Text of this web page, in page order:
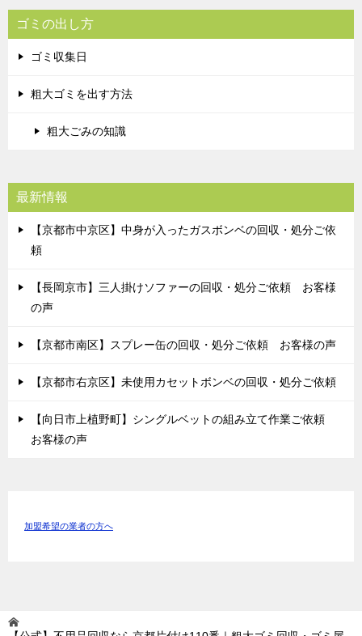
ゴミの出し方
ゴミ収集日
粗大ゴミを出す方法
粗大ごみの知識
最新情報
【京都市中京区】中身が入ったガスボンベの回収・処分ご依
頼
【長岡京市】三人掛けソファーの回収・処分ご依頼 お客様
の声
【京都市南区】スプレー缶の回収・処分ご依頼 お客様の声
【京都市右京区】未使用カセットボンベの回収・処分ご依頼
【向日市上植野町】シングルベットの組み立て作業ご依頼
お客様の声
加盟希望の業者の方へ